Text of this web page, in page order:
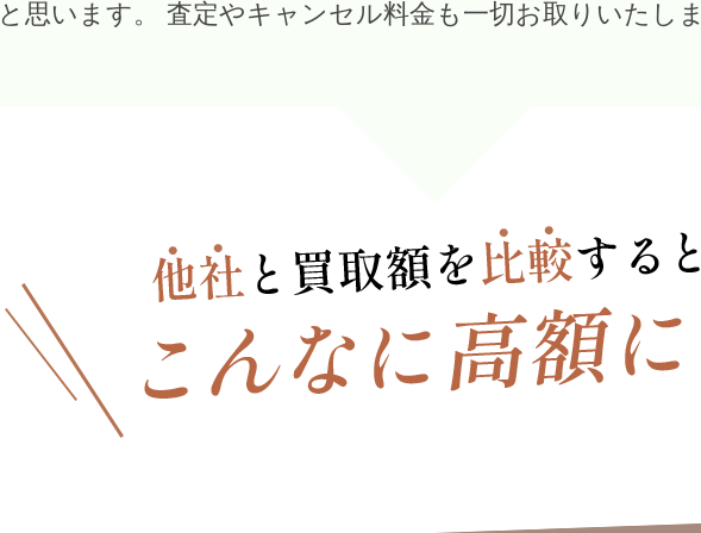
思います。 査定やキャンセル料金も一切お取りいたし